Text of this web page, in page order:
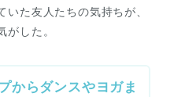
た友人たちの気持ちが、
した。
からダンスやヨガま